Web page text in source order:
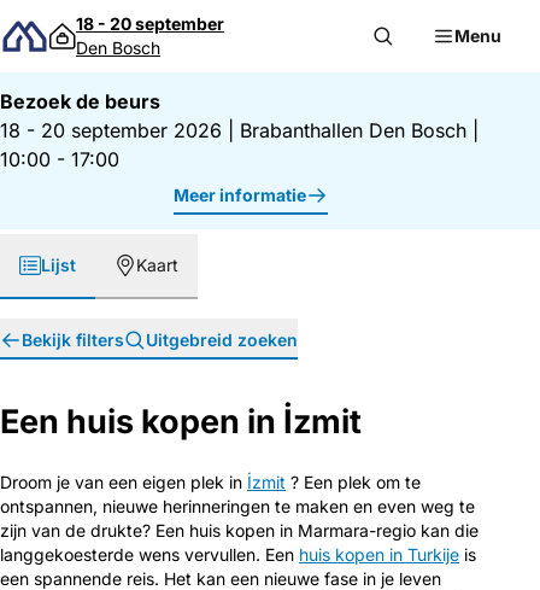
Direct naar inhoud
18 - 20 september
Den Bosch
Menu
Bezoek de beurs
18 - 20 september 2026
Brabanthallen Den Bosch
10:00 - 17:00
Meer informatie
Lijst Kaart
Bekijk filters Uitgebreid zoeken
Een huis kopen in İzmit
Droom je van een eigen plek in İzmit ? Een plek om te
ontspannen, nieuwe herinneringen te maken en even weg te
zijn van de drukte? Een huis kopen in Marmara-regio kan die
langgekoesterde wens vervullen. Een huis kopen in Turkije is
een spannende reis. Het kan een nieuwe fase in je leven